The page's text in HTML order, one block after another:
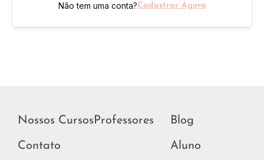
Não tem uma conta?Cadastrar Agora
Nossos CursosProfessores Blog
Contato Aluno